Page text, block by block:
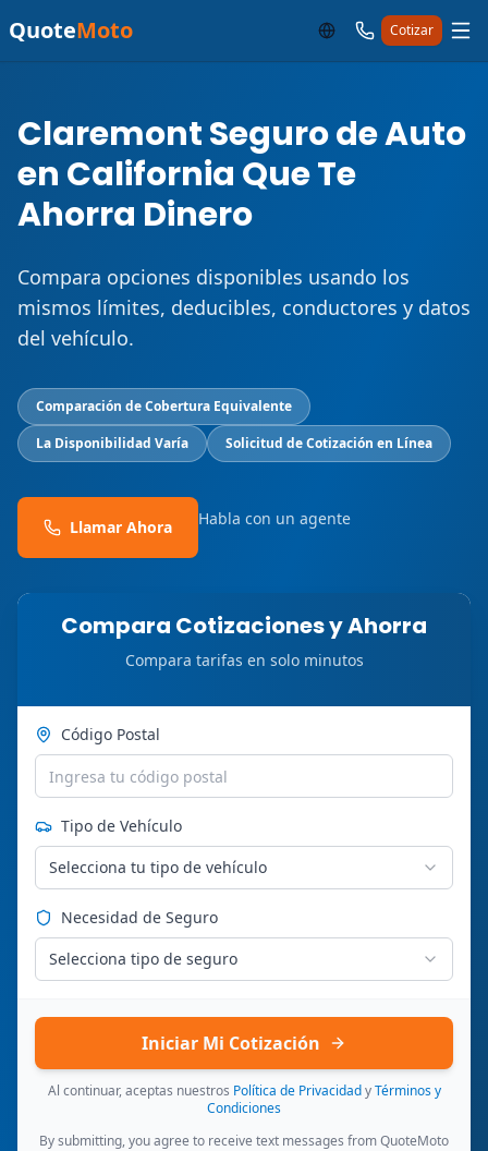
QuoteMoto Cotizar
Claremont Seguro de Auto
en California Que Te
Ahorra Dinero
Compara opciones disponibles usando los
mismos límites, deducibles, conductores y datos
del vehículo.
Comparación de Cobertura Equivalente
La Disponibilidad Varía
Solicitud de Cotización en Línea
Llamar Ahora Habla con un agente
Compara Cotizaciones y Ahorra
Compara tarifas en solo minutos
Código Postal
Tipo de Vehículo
Selecciona tu tipo de vehículo
Necesidad de Seguro
Selecciona tipo de seguro
Iniciar Mi Cotización
Al continuar, aceptas nuestros Política de Privacidad y Términos y
Condiciones
By submitting, you agree to receive text messages from QuoteMoto